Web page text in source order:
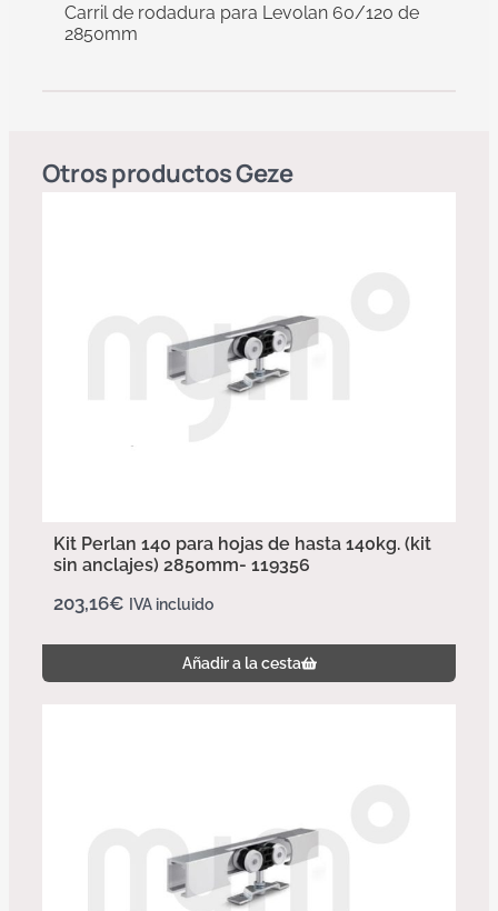
Carril de rodadura para Levolan 60/120 de
2850mm
Otros productosGeze
Kit Perlan 140 para hojas de hasta 140kg. (kit
sin anclajes) 2850mm- 119356
203,16€ IVA incluido
Añadir a la cesta